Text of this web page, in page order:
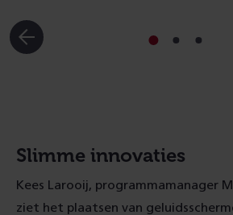
Ga
Ga
Ga
Slimme innovaties
Kees Larooij, programmamanager
ziet het plaatsen van